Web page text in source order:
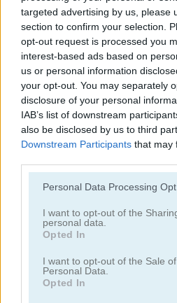
targeted advertising by us, please
section to confirm your selection.
opt-out request is processed you
interest-based ads based on
us or personal information
your opt-out. You may separately
disclosure of your personal
IAB’s list of downstream
also be disclosed by us to third
Downstream Participants that may
Personal Data Processing
I want to opt-out of the
personal data.
Opted In
I want to opt-out of the Sale
Personal Data.
Opted In
juegos de alienígenas
juegos de tiro con arco
juegos de ejército
juegos de batalla
juegos de cañones
juegos de vaqueros
fáciles